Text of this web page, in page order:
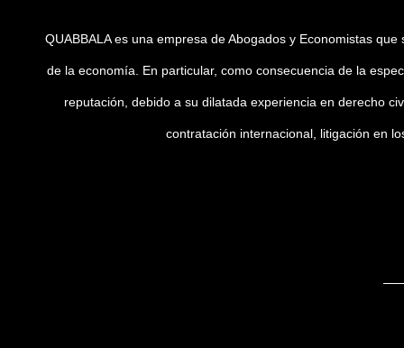
QUABBALA es una empresa de Abogados y Economistas
de la economía. En particular, como consecuencia de la
reputación, debido a su dilatada experiencia en derecho
contratación internacional, litigación en